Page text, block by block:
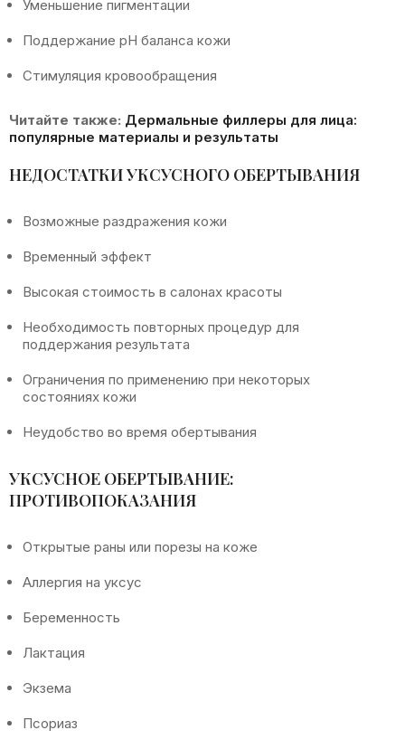
Уменьшение пигментации
Поддержание pH баланса кожи
Стимуляция кровообращения
Читайте также: Дермальные филлеры для лица:
популярные материалы и результаты
НЕДОСТАТКИ УКСУСНОГО ОБЕРТЫВАНИЯ
Возможные раздражения кожи
Временный эффект
Высокая стоимость в салонах красоты
Необходимость повторных процедур для
поддержания результата
Ограничения по применению при некоторых
состояниях кожи
Неудобство во время обертывания
УКСУСНОЕ ОБЕРТЫВАНИЕ:
ПРОТИВОПОКАЗАНИЯ
Открытые раны или порезы на коже
Аллергия на уксус
Беременность
Лактация
Экзема
Псориаз